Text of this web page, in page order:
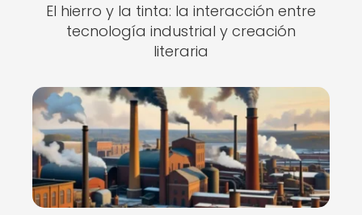
El hierro y la tinta: la interacción entre
tecnología industrial y creación
literaria